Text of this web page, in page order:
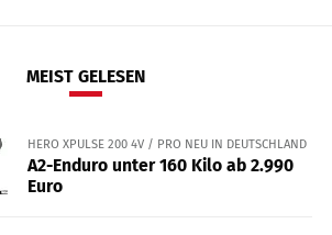
MEIST GELESEN
HERO XPULSE 200 4V / PRO NEU IN DEUTSCHLAND
A2-Enduro unter 160 Kilo ab 2.990
Euro